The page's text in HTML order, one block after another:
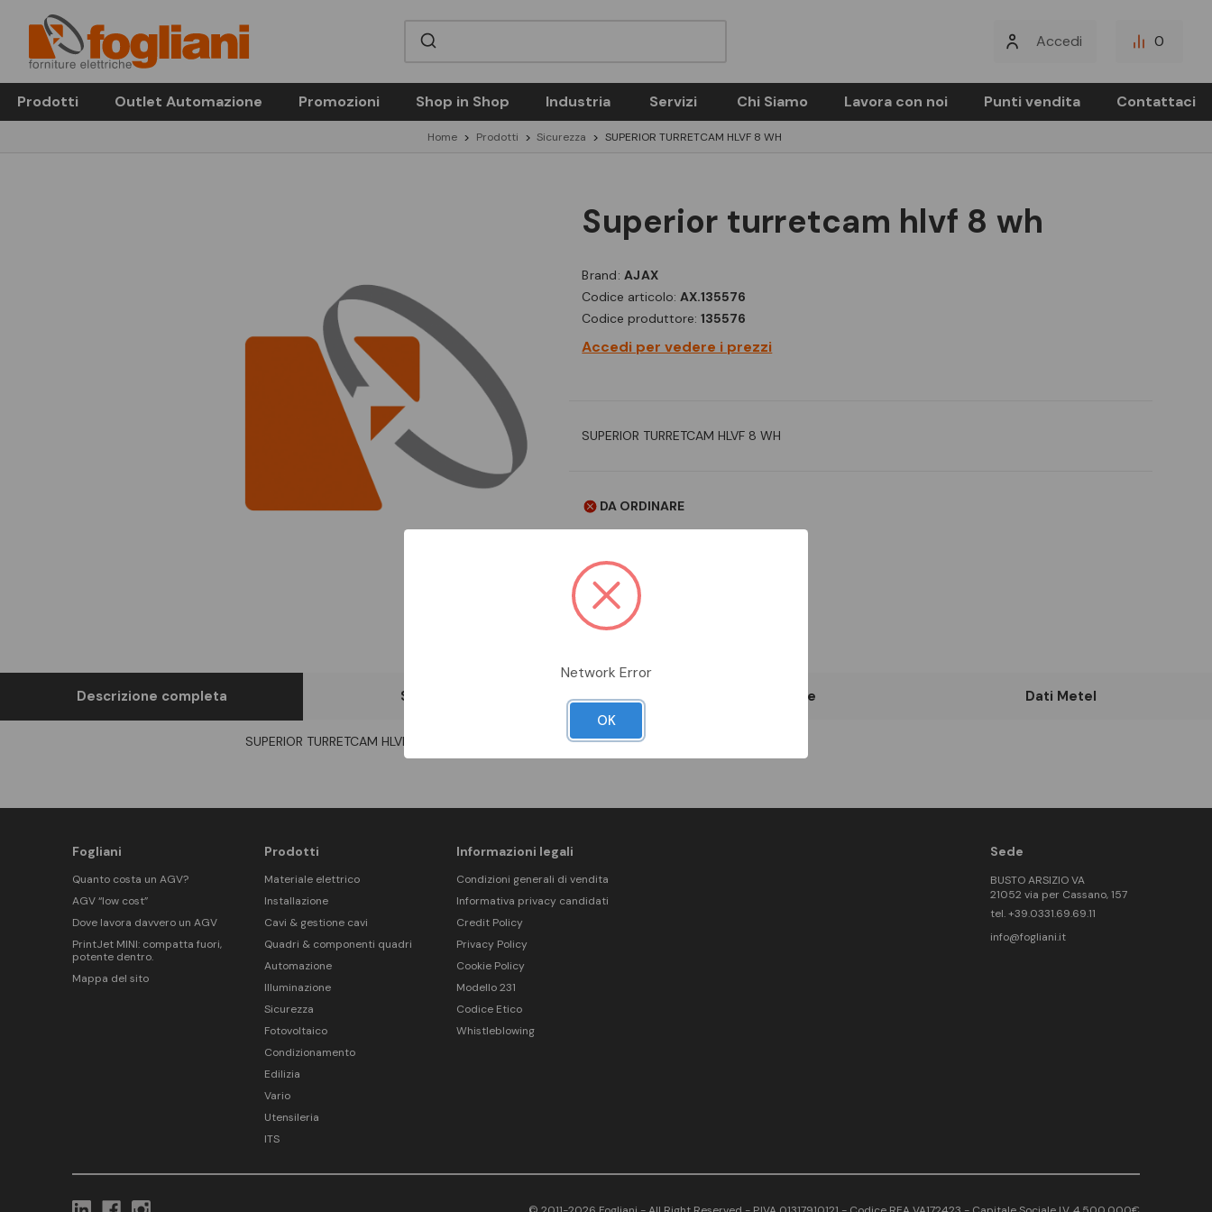
Accedi 0
Prodotti Outlet Automazione Promozioni Shop in Shop Industria Servizi Chi Siamo Lavora con noi Punti vendita Contattaci
Home Prodotti Sicurezza SUPERIOR TURRETCAM HLVF 8 WH
superior turretcam hlvf 8 wh
Brand:AJAX
Codice articolo:AX.135576
Codice produttore:135576
Accedi per vedere i prezzi
SUPERIOR TURRETCAM HLVF 8 WH
DA ORDINARE
Aggiungi alla comparazione
Descrizione completa Scheda Tecnica Documentazione Dati Metel
SUPERIOR TURRETCAM HLVF 8 WH
Fogliani
Quanto costa un AGV?
AGV “low cost”
Dove lavora davvero un AGV
PrintJet MINI: compatta fuori,
potente dentro.
Mappa del sito
Prodotti
Materiale elettrico
Installazione
Cavi & gestione cavi
Quadri & componenti quadri
Automazione
Illuminazione
Sicurezza
Fotovoltaico
Condizionamento
Edilizia
Vario
Utensileria
ITS
Informazioni legali
Condizioni generali di vendita
Informativa privacy candidati
Credit Policy
Privacy Policy
Cookie Policy
Modello 231
Codice Etico
Whistleblowing
Sede
BUSTO ARSIZIO VA
21052 via per Cassano, 157
tel. +39.0331.69.69.11
info@fogliani.it
Network Error
OK